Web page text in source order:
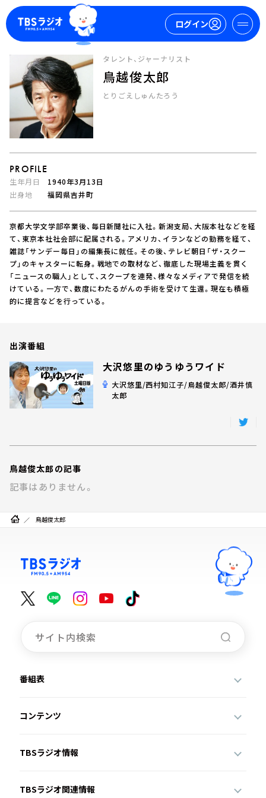
ログイン
マイページ
ログイン
今日の番組表
週間番組表
トピックス
TBS Podcast
お知らせ
イベント・グッズ
YouTube
タレント、ジャーナリスト
鳥越俊太郎
とりごえしゅんたろう
PROFILE
生年月日
1940年3月13日
出身地
福岡県吉井町
京都大学文学部卒業後、毎日新聞社に入社。新潟支局、大阪本社などを経
て、東京本社社会部に配属される。アメリカ、イランなどの勤務を経て、
雑誌「サンデー毎日」の編集長に就任。その後、テレビ朝日「ザ・スクー
プ」のキャスターに転身。戦地での取材など、徹底した現場主義を貫く
「ニュースの職人」として、スクープを連発、様々なメディアで発信を続
けている。一方で、数度にわたるがんの手術を受けて生還。現在も積極
的に提言などを行っている。
出演番組
大沢悠里のゆうゆうワイド
大沢悠里/西村知江子/鳥越俊太郎/酒井慎
太郎
鳥越俊太郎の記事
記事はありません。
鳥越俊太郎
番組表
コンテンツ
TBSラジオ情報
TBSラジオ関連情報